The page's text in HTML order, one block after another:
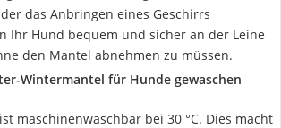
das Anbringen eines Geschirrs
Ihr Hund bequem und sicher an der Leine
den Mantel abnehmen zu müssen.
Wintermantel für Hunde gewaschen
maschinenwaschbar bei 30 °C. Dies macht